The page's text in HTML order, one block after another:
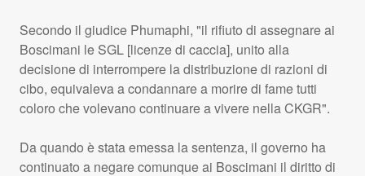
Secondo il giudice Phumaphi, "il rifiuto di assegnare ai
Boscimani le SGL [licenze di caccia], unito alla
decisione di interrompere la distribuzione di razioni di
cibo, equivaleva a condannare a morire di fame tutti
coloro che volevano continuare a vivere nella CKGR".
Da quando è stata emessa la sentenza, il governo ha
continuato a negare comunque ai Boscimani il diritto di